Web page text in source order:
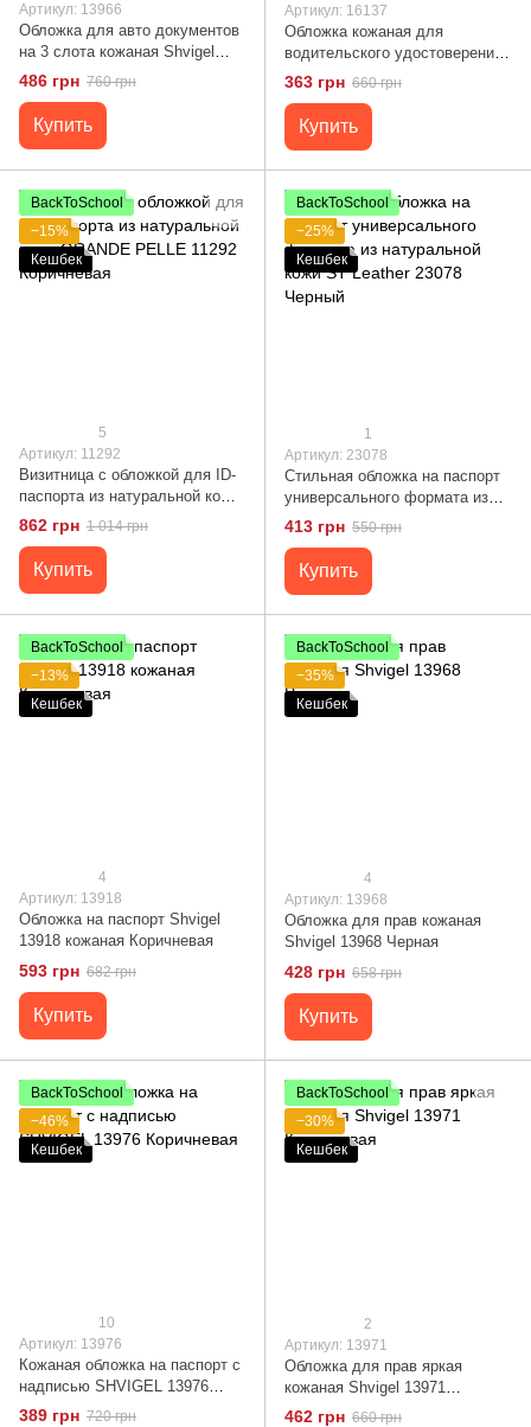
Артикул: 13966
Обложка для авто документов
на 3 слота кожаная Shvigel
13966 Черная
486 грн 760 грн
Купить
Артикул: 16137
Обложка кожаная для
водительского удостоверения
SHVIGEL 16137
363 грн 660 грн
Купить
BackToSchool
−15%
Кешбек
5
Артикул: 11292
Визитница с обложкой для ID-
паспорта из натуральной кожи
GRANDE PELLE 11292
Коричневая
862 грн 1 014 грн
Купить
BackToSchool
−25%
Кешбек
1
Артикул: 23078
Стильная обложка на паспорт
универсального формата из
натуральной кожи ST Leather
23078 Черный
413 грн 550 грн
Купить
BackToSchool
−13%
Кешбек
4
Артикул: 13918
Обложка на паспорт Shvigel
13918 кожаная Коричневая
593 грн 682 грн
Купить
BackToSchool
−35%
Кешбек
4
Артикул: 13968
Обложка для прав кожаная
Shvigel 13968 Черная
428 грн 658 грн
Купить
BackToSchool
−46%
Кешбек
10
Артикул: 13976
Кожаная обложка на паспорт с
надписью SHVIGEL 13976
Коричневая
389 грн 720 грн
BackToSchool
−30%
Кешбек
2
Артикул: 13971
Обложка для прав яркая
кожаная Shvigel 13971
Коричневая
462 грн 660 грн